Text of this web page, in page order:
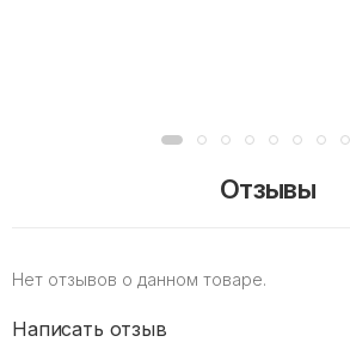
Отзывы
Нет отзывов о данном товаре.
Написать отзыв